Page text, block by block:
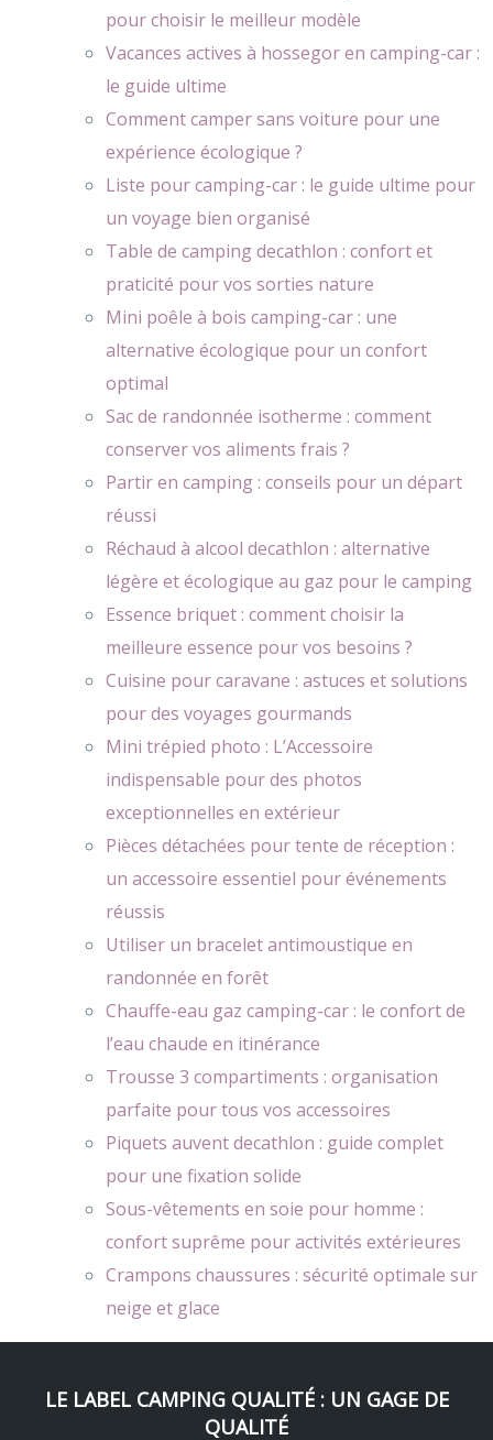
pour choisir le meilleur modèle
Vacances actives à hossegor en camping-car :
le guide ultime
Comment camper sans voiture pour une
expérience écologique ?
Liste pour camping-car : le guide ultime pour
un voyage bien organisé
Table de camping decathlon : confort et
praticité pour vos sorties nature
Mini poêle à bois camping-car : une
alternative écologique pour un confort
optimal
Sac de randonnée isotherme : comment
conserver vos aliments frais ?
Partir en camping : conseils pour un départ
réussi
Réchaud à alcool decathlon : alternative
légère et écologique au gaz pour le camping
Essence briquet : comment choisir la
meilleure essence pour vos besoins ?
Cuisine pour caravane : astuces et solutions
pour des voyages gourmands
Mini trépied photo : L’Accessoire
indispensable pour des photos
exceptionnelles en extérieur
Pièces détachées pour tente de réception :
un accessoire essentiel pour événements
réussis
Utiliser un bracelet antimoustique en
randonnée en forêt
Chauffe-eau gaz camping-car : le confort de
l’eau chaude en itinérance
Trousse 3 compartiments : organisation
parfaite pour tous vos accessoires
Piquets auvent decathlon : guide complet
pour une fixation solide
Sous-vêtements en soie pour homme :
confort suprême pour activités extérieures
Crampons chaussures : sécurité optimale sur
neige et glace
LE LABEL CAMPING QUALITÉ : UN GAGE DE
QUALITÉ